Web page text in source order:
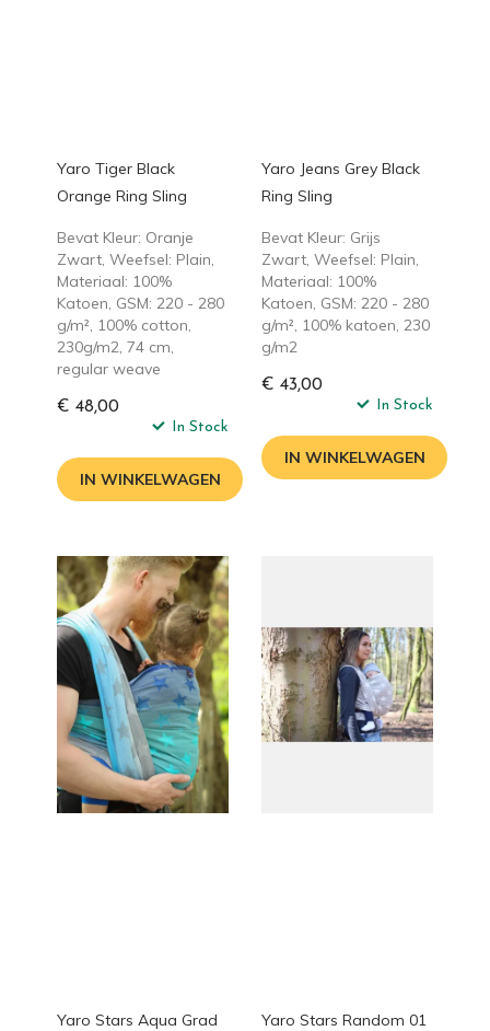
Yaro Tiger Black
Orange Ring Sling
Bevat Kleur: Oranje
Zwart, Weefsel: Plain,
Materiaal: 100%
Katoen, GSM: 220 - 280
g/m², 100% cotton,
230g/m2, 74 cm,
regular weave
€ 48,00
In Stock
IN WINKELWAGEN
Yaro Jeans Grey Black
Ring Sling
Bevat Kleur: Grijs
Zwart, Weefsel: Plain,
Materiaal: 100%
Katoen, GSM: 220 - 280
g/m², 100% katoen, 230
g/m2
€ 43,00
In Stock
IN WINKELWAGEN
Yaro Stars Aqua Grad Yaro Stars Random 01